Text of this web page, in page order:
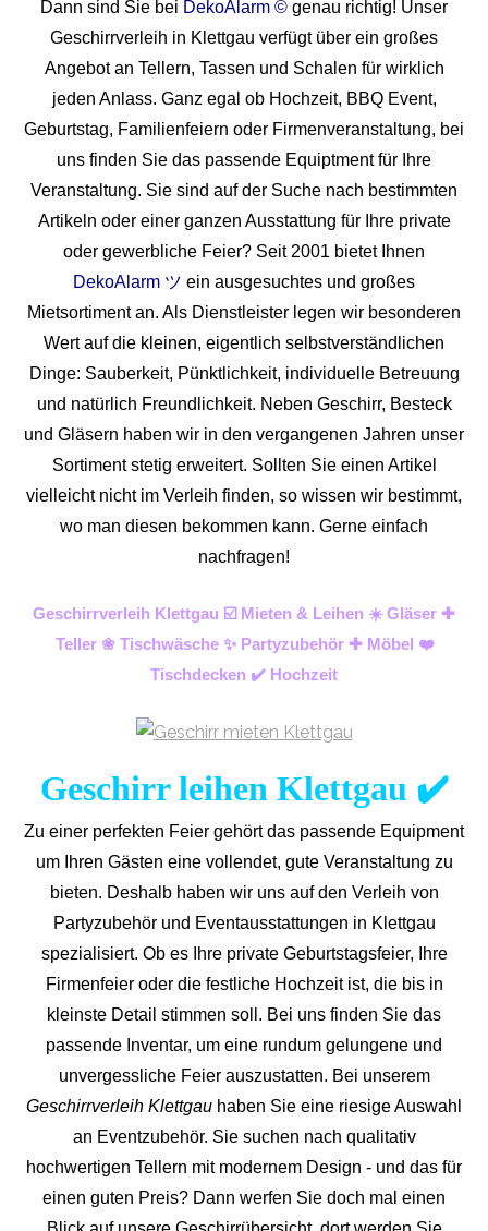
Dann sind Sie bei DekoAlarm © genau richtig! Unser
Geschirrverleih in Klettgau verfügt über ein großes
Angebot an Tellern, Tassen und Schalen für wirklich
jeden Anlass. Ganz egal ob Hochzeit, BBQ Event,
Geburtstag, Familienfeiern oder Firmenveranstaltung, bei
uns finden Sie das passende Equiptment für Ihre
Veranstaltung. Sie sind auf der Suche nach bestimmten
Artikeln oder einer ganzen Ausstattung für Ihre private
oder gewerbliche Feier? Seit 2001 bietet Ihnen
DekoAlarm ツ ein ausgesuchtes und großes
Mietsortiment an. Als Dienstleister legen wir besonderen
Wert auf die kleinen, eigentlich selbstverständlichen
Dinge: Sauberkeit, Pünktlichkeit, individuelle Betreuung
und natürlich Freundlichkeit. Neben Geschirr, Besteck
und Gläsern haben wir in den vergangenen Jahren unser
Sortiment stetig erweitert. Sollten Sie einen Artikel
vielleicht nicht im Verleih finden, so wissen wir bestimmt,
wo man diesen bekommen kann. Gerne einfach
nachfragen!
Geschirrverleih Klettgau ☑️ Mieten & Leihen ☀️ Gläser ✚
Teller ❀ Tischwäsche ✨ Partyzubehör ✚ Möbel ❤️
Tischdecken ✔️ Hochzeit
Geschirr leihen Klettgau ✔️
Zu einer perfekten Feier gehört das passende Equipment
um Ihren Gästen eine vollendet, gute Veranstaltung zu
bieten. Deshalb haben wir uns auf den Verleih von
Partyzubehör und Eventausstattungen in Klettgau
spezialisiert. Ob es Ihre private Geburtstagsfeier, Ihre
Firmenfeier oder die festliche Hochzeit ist, die bis in
kleinste Detail stimmen soll. Bei uns finden Sie das
passende Inventar, um eine rundum gelungene und
unvergessliche Feier auszustatten. Bei unserem
Geschirrverleih Klettgau haben Sie eine riesige Auswahl
an Eventzubehör. Sie suchen nach qualitativ
hochwertigen Tellern mit modernem Design - und das für
einen guten Preis? Dann werfen Sie doch mal einen